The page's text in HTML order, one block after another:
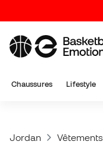
Chaussures Lifestyle
Jordan Vêtements